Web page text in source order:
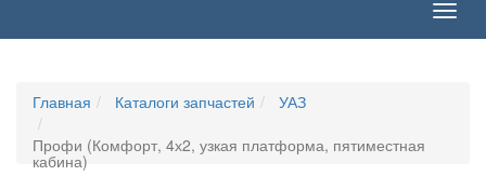
Главная Каталоги запчастей
УАЗ
Профи (Комфорт, 4х2, узкая платформа, пятиместная
кабина)